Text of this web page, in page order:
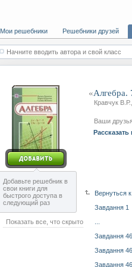
Мои решебники Решебники друзей
Начните вводить автора и свой класс
Добавьте решебник в
свои книги для
быстрого доступа в
следующий раз
«Алгебра.
Кравчук
Ваши
Рассказать
Вернуться
Завдання 1
Показать все, что скрыто
Завдання
Завдання
Завдання